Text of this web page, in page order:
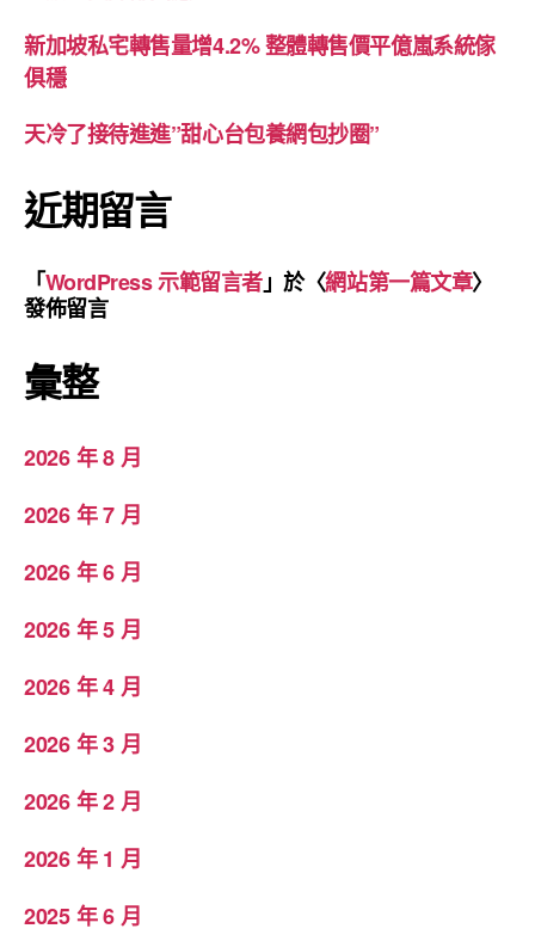
新加坡私宅轉售量增4.2% 整體轉售價平億嵐系統傢
俱穩
天冷了接待進進”甜心台包養網包抄圈”
近期留言
「WordPress 示範留言者」於〈網站第一篇文章〉
發佈留言
彙整
2026 年 8 月
2026 年 7 月
2026 年 6 月
2026 年 5 月
2026 年 4 月
2026 年 3 月
2026 年 2 月
2026 年 1 月
2025 年 6 月